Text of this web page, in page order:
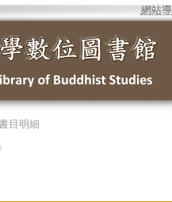
網站
目明細